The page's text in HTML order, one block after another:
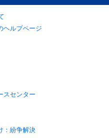
ヘルプページ
スセンター
：紛争解決